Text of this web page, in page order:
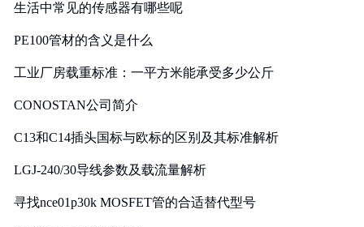
生活中常见的传感器有哪些呢
PE100管材的含义是什么
工业厂房载重标准：一平方米能承受多少公斤
CONOSTAN公司简介
C13和C14插头国标与欧标的区别及其标准解析
LGJ-240/30导线参数及载流量解析
寻找nce01p30k MOSFET管的合适替代型号